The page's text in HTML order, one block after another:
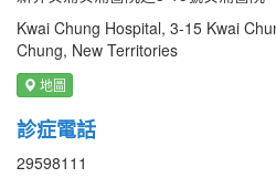
Kwai Chung Hospital, 3-15 Kwai
Chung, New Territories
地圖
診症電話
29598111